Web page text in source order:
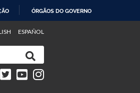
ÓRGÃOS DO GOVERNO
ESPAÑOL